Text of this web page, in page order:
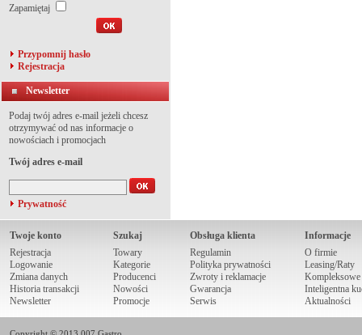
Zapamiętaj
Przypomnij hasło
Rejestracja
Newsletter
Podaj twój adres e-mail jeżeli chcesz
otrzymywać od nas informacje o
nowościach i promocjach
Twój adres e-mail
Prywatność
Twoje konto
Rejestracja
Logowanie
Zmiana danych
Historia transakcji
Newsletter
Szukaj
Towary
Kategorie
Producenci
Nowości
Promocje
Obsługa klienta
Regulamin
Polityka prywatności
Zwroty i reklamacje
Gwarancja
Serwis
Informacje
O firmie
Leasing/Raty
Kompleksowe
Inteligentna
Aktualności